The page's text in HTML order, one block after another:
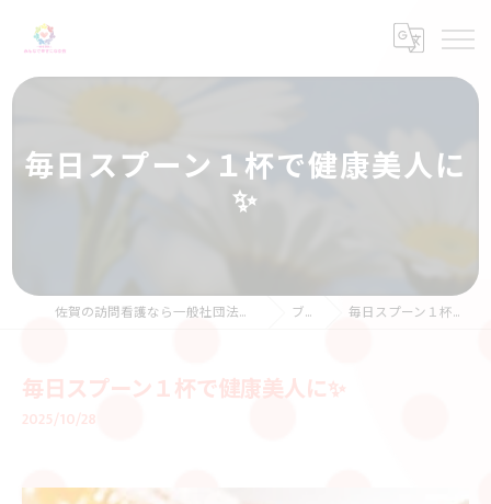
毎日スプーン１杯で健康美人に
✨
佐賀の訪問看護なら一般社団法人みんなで幸せになる会 ブログ 毎日スプーン１杯で健康美人に✨
毎日スプーン１杯で健康美人に✨
2025/10/28